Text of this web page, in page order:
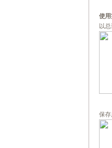
使用
以
保